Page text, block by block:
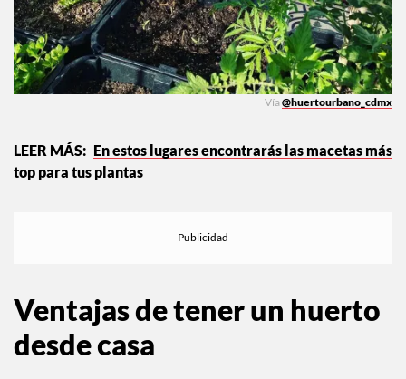
Vía@huertourbano_cdmx
En estos lugares encontrarás las macetas más
top para tus plantas
Ventajas de tener un huerto
desde casa